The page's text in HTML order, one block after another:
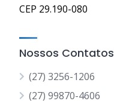
CEP 29.190-080
Nossos Contatos
(27) 3256-1206
(27) 99870-4606